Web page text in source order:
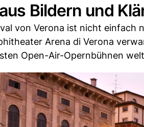
Bildern und
von Verona ist nicht einfach
Arena di Verona
Open-Air-Opernbühnen